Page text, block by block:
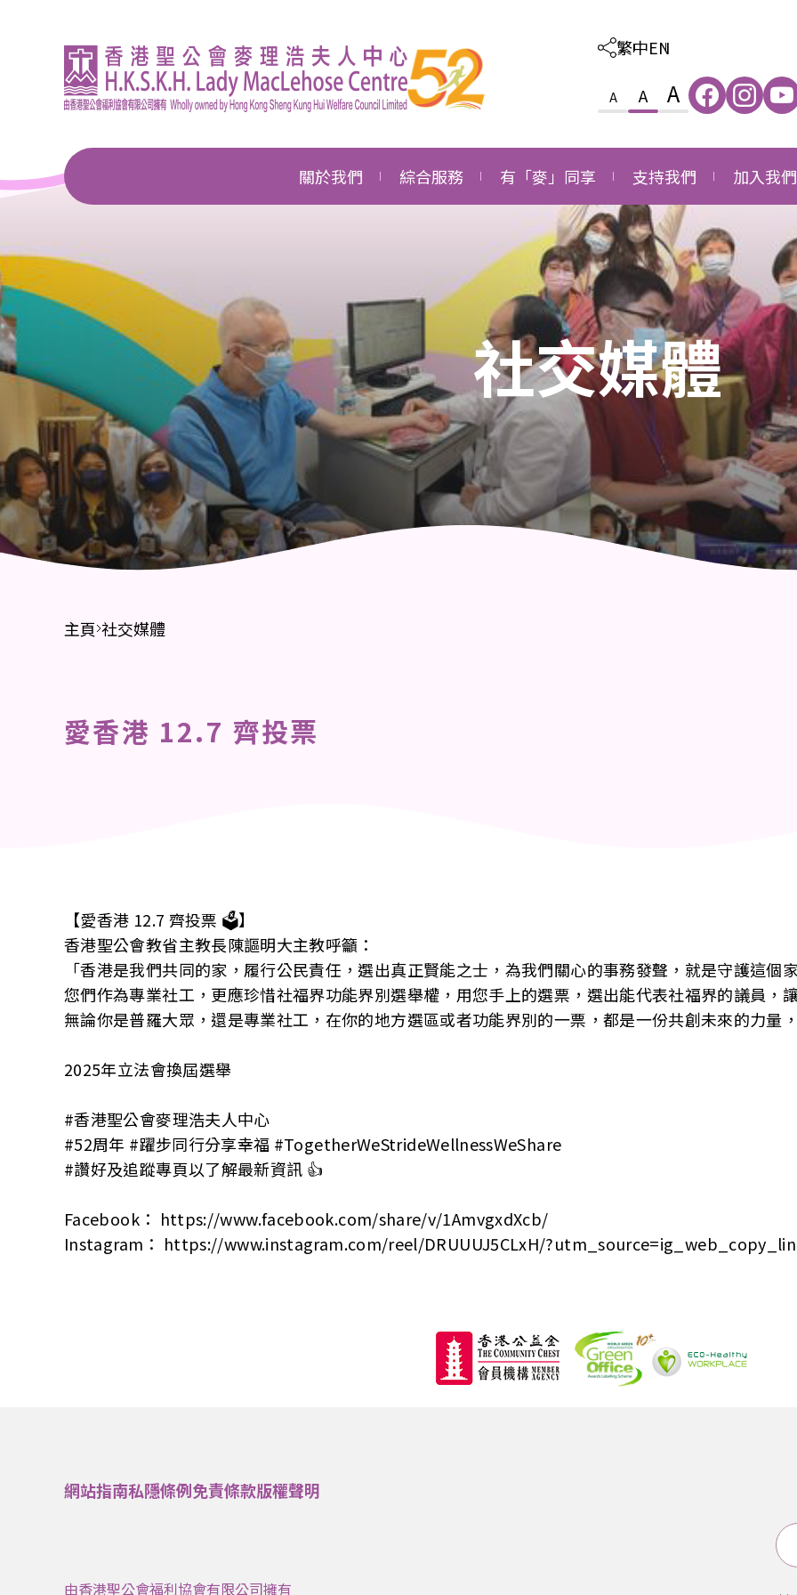
繁中EN
A A A
關於我們
機構簡介
獎項及殊榮
新聞中心
財務報告
綜合服務
照顧及教育綜合服務
家庭及社區綜合服務
就業發展綜合服務
長者社區支援綜合服務
長者社區照顧綜合服務
社區健康綜合服務
有「麥」同享
感恩
成長
同行
支持我們
外購服務
捐款支持
成為義工
成為企業伙伴
鳴謝
加入我們
職位空缺
職位申請
社交媒體
主頁 社交媒體
愛香港 12.7 齊投票
【愛香港 12.7 齊投票 🗳️】
香港聖公會教省主教長陳謳明大主教呼籲：
「香港是我們共同的家，履行公民責任，選出真正賢能之士，為我們關心的事務發聲，就是守護這個
您們作為專業社工，更應珍惜社福界功能界別選舉權，用您手上的選票，選出能代表社福界的議員，
無論你是普羅大眾，還是專業社工，在你的地方選區或者功能界別的一票，都是一份共創未來的力量
2025年立法會換屆選舉
#香港聖公會麥理浩夫人中心
#52周年 #躍步同行分享幸福 #TogetherWeStrideWellnessWeShare
#讚好及追蹤專頁以了解最新資訊 👍
Facebook： https://www.facebook.com/share/v/1AmvgxdXcb/
Instagram： https://www.instagram.com/reel/DRUUUJ5CLxH/
網站指南私隱條例免責條款版權聲明
由香港聖公會福利協會有限公司擁有